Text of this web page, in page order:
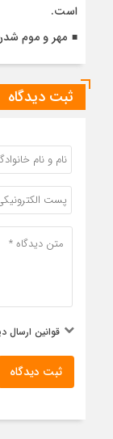
است.
مهر و موم
ثبت دیدگاه
قوانین ارسال
ثبت دیدگاه